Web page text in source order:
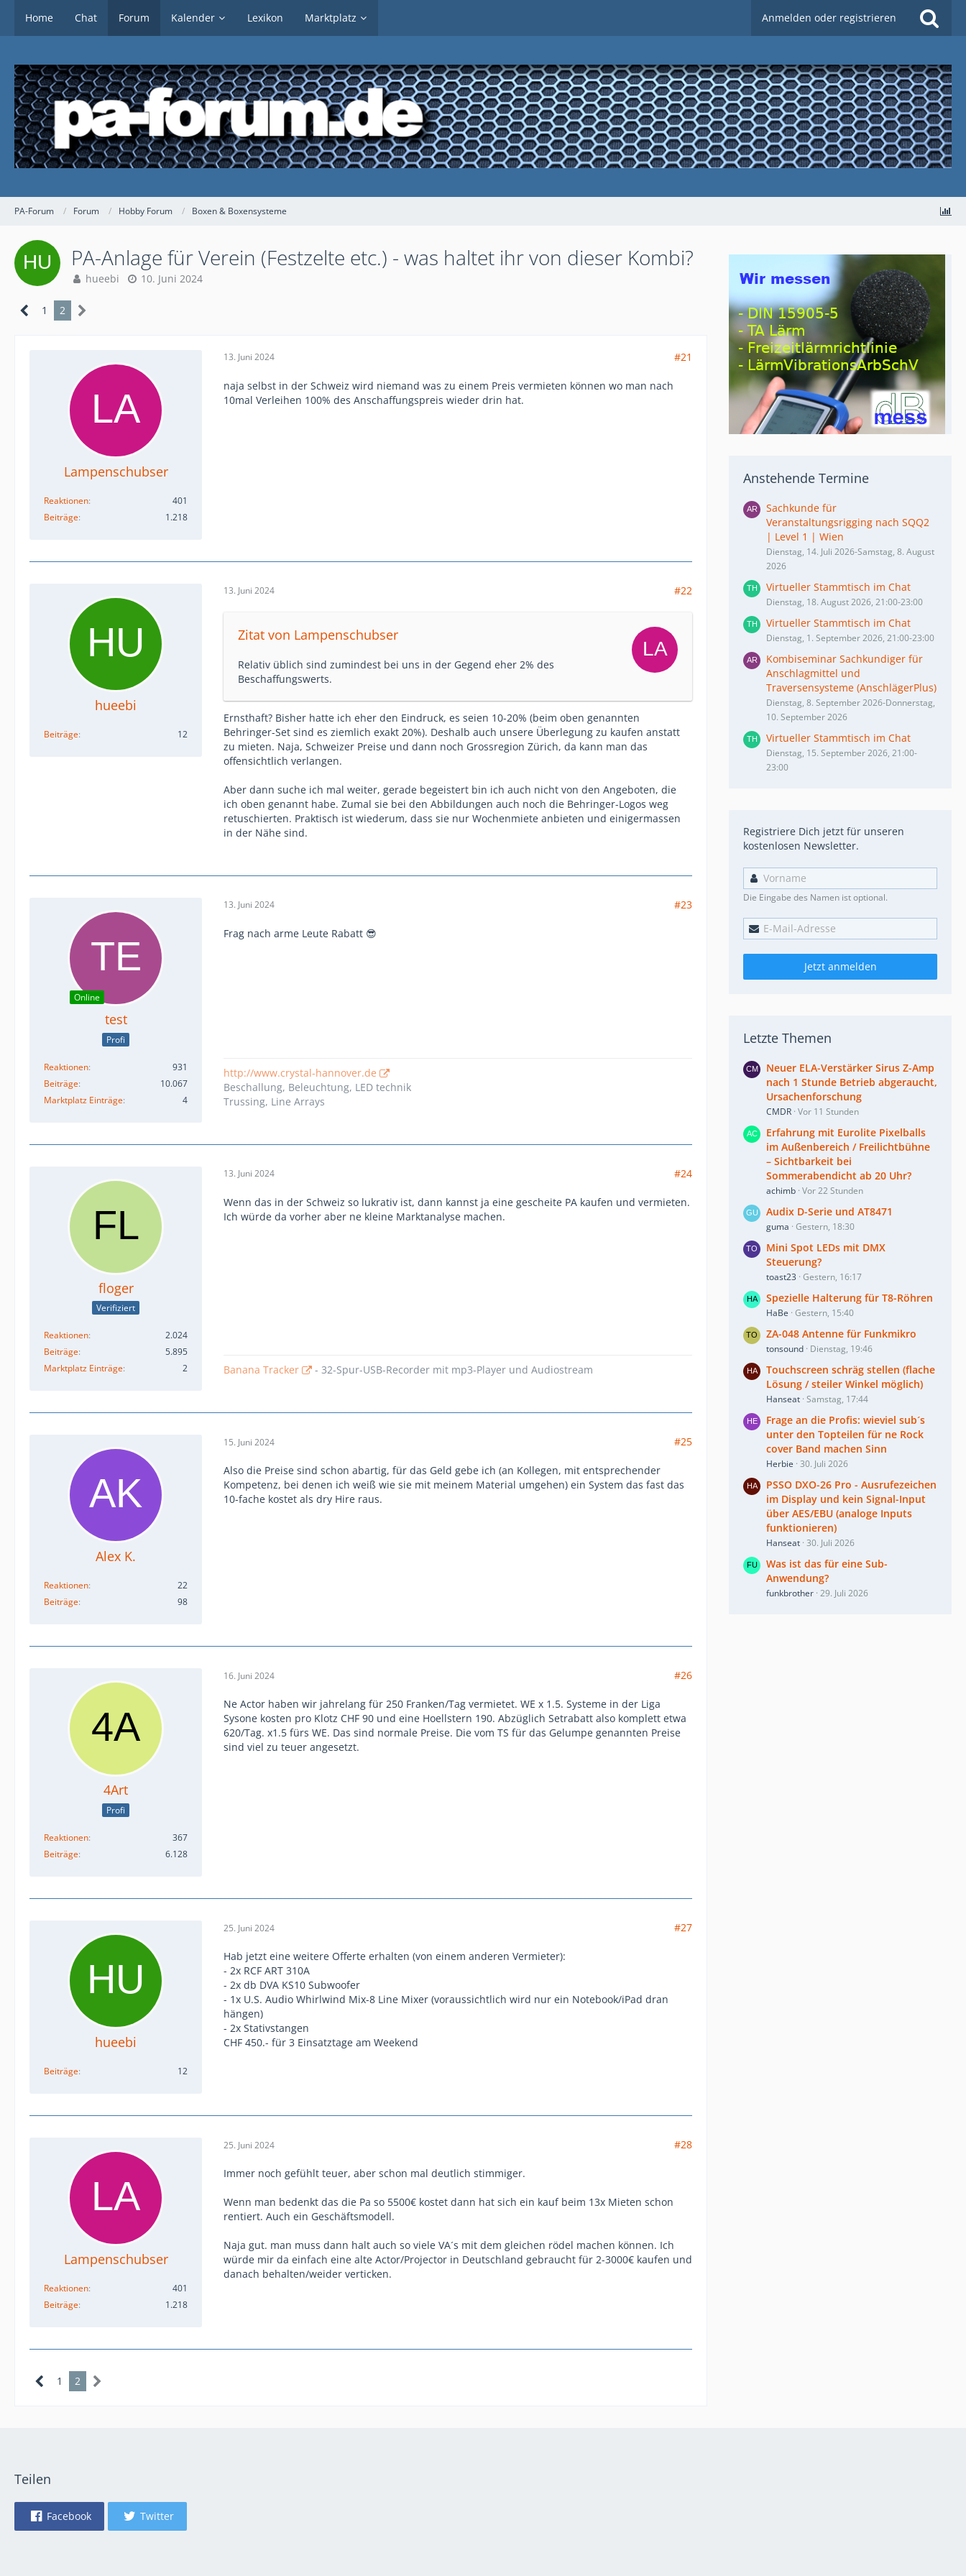
Home Chat Forum Kalender Lexikon Marktplatz Anmelden oder registrieren
PA-Forum Forum Hobby Forum Boxen & Boxensysteme
PA-Anlage für Verein (Festzelte etc.) - was haltet ihr von dieser Kombi?
hueebi 10. Juni 2024
1 2
Lampenschubser
Reaktionen
401
Beiträge
1.218
13. Juni 2024 #21
naja selbst in der Schweiz wird niemand was zu einem Preis vermieten können wo man nach
10mal Verleihen 100% des Anschaffungspreis wieder drin hat.
hueebi
Beiträge 12
13. Juni 2024 #22
Zitat von Lampenschubser
Relativ üblich sind zumindest bei uns in der Gegend eher 2% des
Beschaffungswerts.
Ernsthaft? Bisher hatte ich eher den Eindruck, es seien 10-20% (beim oben genannten
Behringer-Set sind es ziemlich exakt 20%). Deshalb auch unsere Überlegung zu kaufen anstatt
zu mieten. Naja, Schweizer Preise und dann noch Grossregion Zürich, da kann man das
offensichtlich verlangen.
Aber dann suche ich mal weiter, gerade begeistert bin ich auch nicht von den Angeboten, die
ich oben genannt habe. Zumal sie bei den Abbildungen auch noch die Behringer-Logos weg
retuschierten. Praktisch ist wiederum, dass sie nur Wochenmiete anbieten und einigermassen
in der Nähe sind.
Online
test
Profi
Reaktionen
931
Beiträge
10.067
Marktplatz Einträge
4
13. Juni 2024 #23
Frag nach arme Leute Rabatt 😎
http://www.crystal-hannover.de
Beschallung, Beleuchtung, LED technik
Trussing, Line Arrays
floger
Verifiziert
Reaktionen
2.024
Beiträge
5.895
Marktplatz Einträge
2
13. Juni 2024 #24
Wenn das in der Schweiz so lukrativ ist, dann kannst ja eine gescheite PA kaufen und vermieten.
Ich würde da vorher aber ne kleine Marktanalyse machen.
Banana Tracker - 32-Spur-USB-Recorder mit mp3-Player und Audiostream
Alex K.
Reaktionen
22
Beiträge
98
15. Juni 2024 #25
Also die Preise sind schon abartig, für das Geld gebe ich (an Kollegen, mit entsprechender
Kompetenz, bei denen ich weiß wie sie mit meinem Material umgehen) ein System das fast das
10-fache kostet als dry Hire raus.
4Art
Profi
Reaktionen
367
Beiträge
6.128
16. Juni 2024 #26
Ne Actor haben wir jahrelang für 250 Franken/Tag vermietet. WE x 1.5. Systeme in der Liga
Sysone kosten pro Klotz CHF 90 und eine Hoellstern 190. Abzüglich Setrabatt also komplett etwa
620/Tag. x1.5 fürs WE. Das sind normale Preise. Die vom TS für das Gelumpe genannten Preise
sind viel zu teuer angesetzt.
hueebi
Beiträge 12
25. Juni 2024 #27
Hab jetzt eine weitere Offerte erhalten (von einem anderen Vermieter):
- 2x RCF ART 310A
- 2x db DVA KS10 Subwoofer
- 1x U.S. Audio Whirlwind Mix-8 Line Mixer (voraussichtlich wird nur ein Notebook/iPad dran
hängen)
- 2x Stativstangen
CHF 450.- für 3 Einsatztage am Weekend
Lampenschubser
Reaktionen
401
Beiträge
1.218
25. Juni 2024 #28
Immer noch gefühlt teuer, aber schon mal deutlich stimmiger.
Wenn man bedenkt das die Pa so 5500€ kostet dann hat sich ein kauf beim 13x Mieten schon
rentiert. Auch ein Geschäftsmodell.
Naja gut. man muss dann halt auch so viele VA´s mit dem gleichen rödel machen können. Ich
würde mir da einfach eine alte Actor/Projector in Deutschland gebraucht für 2-3000€ kaufen und
danach behalten/weider verticken.
1 2
Anstehende Termine
Sachkunde für
Veranstaltungsrigging nach SQQ2
| Level 1 | Wien
Dienstag, 14. Juli 2026-Samstag, 8. August
2026
Virtueller Stammtisch im Chat
Dienstag, 18. August 2026, 21:00-23:00
Virtueller Stammtisch im Chat
Dienstag, 1. September 2026, 21:00-23:00
Kombiseminar Sachkundiger für
Anschlagmittel und
Traversensysteme (AnschlägerPlus)
Dienstag, 8. September 2026-Donnerstag,
10. September 2026
Virtueller Stammtisch im Chat
Dienstag, 15. September 2026, 21:00-
23:00
Registriere Dich jetzt für unseren
kostenlosen Newsletter.
Die Eingabe des Namen ist optional.
Jetzt anmelden
Letzte Themen
Neuer ELA-Verstärker Sirus Z-Amp
nach 1 Stunde Betrieb abgeraucht,
Ursachenforschung
CMDR Vor 11 Stunden
Erfahrung mit Eurolite Pixelballs
im Außenbereich / Freilichtbühne
– Sichtbarkeit bei
Sommerabendicht ab 20 Uhr?
achimb Vor 22 Stunden
Audix D-Serie und AT8471
guma Gestern, 18:30
Mini Spot LEDs mit DMX
Steuerung?
toast23 Gestern, 16:17
Spezielle Halterung für T8-Röhren
HaBe Gestern, 15:40
ZA-048 Antenne für Funkmikro
tonsound Dienstag, 19:46
Touchscreen schräg stellen (flache
Lösung / steiler Winkel möglich)
Hanseat Samstag, 17:44
Frage an die Profis: wieviel sub´s
unter den Topteilen für ne Rock
cover Band machen Sinn
Herbie 30. Juli 2026
PSSO DXO-26 Pro - Ausrufezeichen
im Display und kein Signal-Input
über AES/EBU (analoge Inputs
funktionieren)
Hanseat 30. Juli 2026
Was ist das für eine Sub-
Anwendung?
funkbrother 29. Juli 2026
Teilen
Facebook Twitter